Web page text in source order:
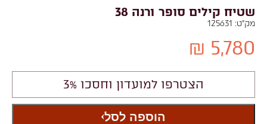
שטיח קילים סופר ורנה 38
מק"ט: 125631
5,780 ₪
הצטרפו למועדון וחסכו 3%
הוספה לסל